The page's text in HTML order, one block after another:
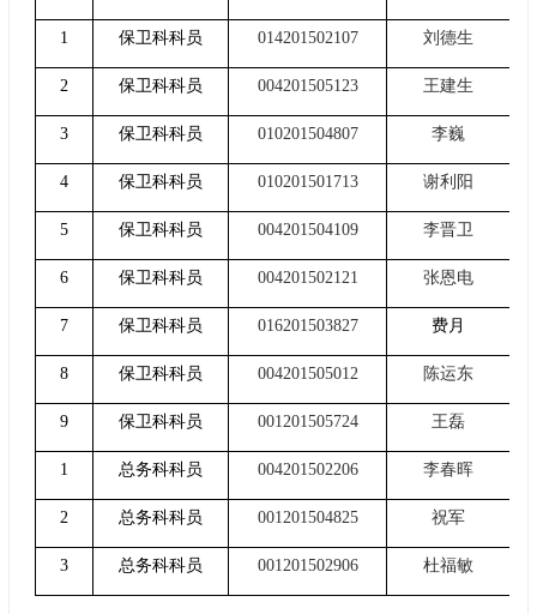
1 保卫科科员 014201502107 刘德生
2 保卫科科员 004201505123 王建生
3 保卫科科员 010201504807 李巍
4 保卫科科员 010201501713 谢利阳
5 保卫科科员 004201504109 李晋卫
6 保卫科科员 004201502121 张恩电
7 保卫科科员 016201503827 费月
8 保卫科科员 004201505012 陈运东
9 保卫科科员 001201505724 王磊
1 总务科科员 004201502206 李春晖
2 总务科科员 001201504825 祝军
3 总务科科员 001201502906 杜福敏